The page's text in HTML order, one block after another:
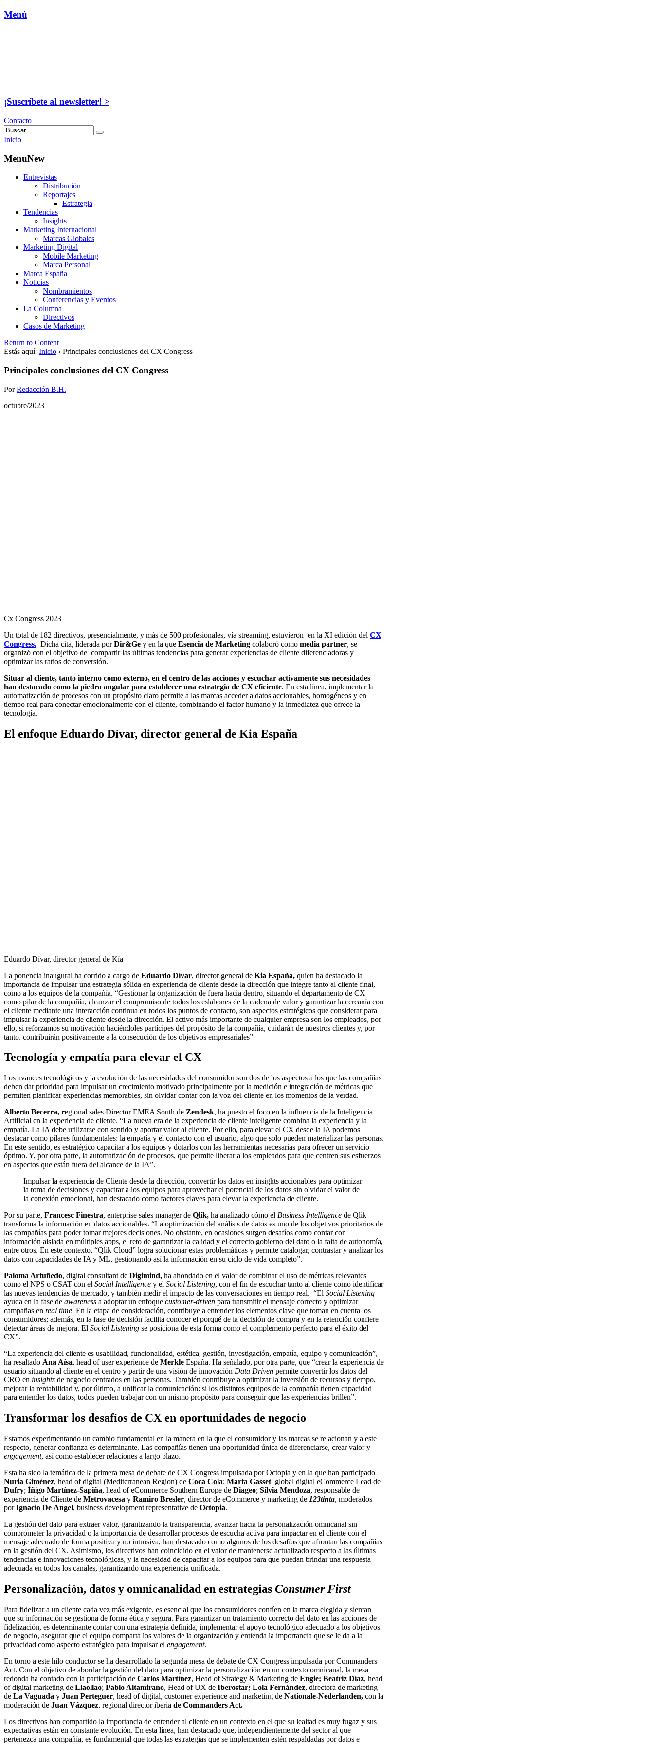
Menú
¡Suscríbete al newsletter! >
Contacto
Inicio
MenuNew
Entrevistas
Distribución
Reportajes
Estrategia
Tendencias
Insights
Marketing Internacional
Marcas Globales
Marketing Digital
Mobile Marketing
Marca Personal
Marca España
Noticias
Nombramientos
Conferencias y Eventos
La Columna
Directivos
Casos de Marketing
Return to Content
Estás aquí: Inicio › Principales conclusiones del CX Congress
Principales conclusiones del CX Congress
PorRedacción B.H.
octubre/2023
Cx Congress 2023
Un total de 182 directivos, presencialmente, y más de 500 profesionales, vía streaming, estuvieron en la XI edición del CX
Congress. Dicha cita, liderada porDir&Ge y en la que Esencia de Marketing colaboró como media partner, se
organizó con el objetivo de compartir las últimas tendencias para generar experiencias de cliente diferenciadoras y
optimizar las ratios de conversión.
Situar al cliente, tanto interno como externo, en el centro de las acciones y escuchar activamente sus necesidades
han destacado como la piedra angular para establecer una estrategia de CX eficiente. En esta línea, implementar la
automatización de procesos con un propósito claro permite a las marcas acceder a datos accionables, homogéneos y en
tiempo real para conectar emocionalmente con el cliente, combinando el factor humano y la inmediatez que ofrece la
tecnología.
El enfoque Eduardo Dívar, director general de Kia España
Eduardo Dívar, director general de Kía
La ponencia inaugural ha corrido a cargo de Eduardo Dívar, director general de Kia España, quien ha destacado la
importancia de impulsar una estrategia sólida en experiencia de cliente desde la dirección que integre tanto al cliente final,
como a los equipos de la compañía. “Gestionar la organización de fuera hacia dentro, situando el departamento de CX
como pilar de la compañía, alcanzar el compromiso de todos los eslabones de la cadena de valor y garantizar la cercanía con
el cliente mediante una interacción continua en todos los puntos de contacto, son aspectos estratégicos que considerar para
impulsar la experiencia de cliente desde la dirección. El activo más importante de cualquier empresa son los empleados, por
ello, si reforzamos su motivación haciéndoles partícipes del propósito de la compañía, cuidarán de nuestros clientes y, por
tanto, contribuirán positivamente a la consecución de los objetivos empresariales”.
Tecnología y empatía para elevar el CX
Los avances tecnológicos y la evolución de las necesidades del consumidor son dos de los aspectos a los que las compañías
deben dar prioridad para impulsar un crecimiento motivado principalmente por la medición e integración de métricas que
permiten planificar experiencias memorables, sin olvidar contar con la voz del cliente en los momentos de la verdad.
Alberto Becerra, regional sales Director EMEA South de Zendesk, ha puesto el foco en la influencia de la Inteligencia
Artificial en la experiencia de cliente. “La nueva era de la experiencia de cliente inteligente combina la experiencia y la
empatía. La IA debe utilizarse con sentido y aportar valor al cliente. Por ello, para elevar el CX desde la IA podemos
destacar como pilares fundamentales: la empatía y el contacto con el usuario, algo que solo pueden materializar las personas.
En este sentido, es estratégico capacitar a los equipos y dotarlos con las herramientas necesarias para ofrecer un servicio
óptimo. Y, por otra parte, la automatización de procesos, que permite liberar a los empleados para que centren sus esfuerzos
en aspectos que están fuera del alcance de la IA”.
Impulsar la experiencia de Cliente desde la dirección, convertir los datos en insights accionables para optimizar
la toma de decisiones y capacitar a los equipos para aprovechar el potencial de los datos sin olvidar el valor de
la conexión emocional, han destacado como factores claves para elevar la experiencia de cliente.
Por su parte, Francesc Finestra, enterprise sales manager de Qlik, ha analizado cómo el Business Intelligence de Qlik
transforma la información en datos accionables. “La optimización del análisis de datos es uno de los objetivos prioritarios de
las compañías para poder tomar mejores decisiones. No obstante, en ocasiones surgen desafíos como contar con
información aislada en múltiples apps, el reto de garantizar la calidad y el correcto gobierno del dato o la falta de autonomía,
entre otros. En este contexto, “Qlik Cloud” logra solucionar estas problemáticas y permite catalogar, contrastar y analizar los
datos con capacidades de IA y ML, gestionando así la información en su ciclo de vida completo”.
Paloma Artuñedo, digital consultant de Digimind, ha ahondado en el valor de combinar el uso de métricas relevantes
como el NPS o CSAT con el Social Intelligence y el Social Listening, con el fin de escuchar tanto al cliente como identificar
las nuevas tendencias de mercado, y también medir el impacto de las conversaciones en tiempo real. “El Social Listening
ayuda en la fase de awareness a adoptar un enfoque customer-driven para transmitir el mensaje correcto y optimizar
campañas en real time. En la etapa de consideración, contribuye a entender los elementos clave que toman en cuenta los
consumidores; además, en la fase de decisión facilita conocer el porqué de la decisión de compra y en la retención confiere
detectar áreas de mejora. El Social Listening se posiciona de esta forma como el complemento perfecto para el éxito del
CX”.
“La experiencia del cliente es usabilidad, funcionalidad, estética, gestión, investigación, empatía, equipo y comunicación”,
ha resaltado Ana Aísa, head of user experience de Merkle España. Ha señalado, por otra parte, que “crear la experiencia de
usuario situando al cliente en el centro y partir de una visión de innovación Data Driven permite convertir los datos del
CRO en insights de negocio centrados en las personas. También contribuye a optimizar la inversión de recursos y tiempo,
mejorar la rentabilidad y, por último, a unificar la comunicación: si los distintos equipos de la compañía tienen capacidad
para entender los datos, todos pueden trabajar con un mismo propósito para conseguir que las experiencias brillen”.
Transformar los desafíos de CX en oportunidades de negocio
Estamos experimentando un cambio fundamental en la manera en la que el consumidor y las marcas se relacionan y a este
respecto, generar confianza es determinante. Las compañías tienen una oportunidad única de diferenciarse, crear valor y
engagement, así como establecer relaciones a largo plazo.
Esta ha sido la temática de la primera mesa de debate de CX Congress impulsada por Octopia y en la que han participado
Nuria Giménez, head of digital (Mediterranean Region) de Coca Cola; Marta Gasset, global digital eCommerce Lead de
Dufry; Íñigo Martínez-Sapiña, head of eCommerce Southern Europe de Diageo; Silvia Mendoza, responsable de
experiencia de Cliente de Metrovacesa y Ramiro Bresler, director de eCommerce y marketing de 123tinta, moderados
porIgnacio De Ángel, business development representative de Octopia.
La gestión del dato para extraer valor, garantizando la transparencia, avanzar hacia la personalización omnicanal sin
comprometer la privacidad o la importancia de desarrollar procesos de escucha activa para impactar en el cliente con el
mensaje adecuado de forma positiva y no intrusiva, han destacado como algunos de los desafíos que afrontan las compañías
en la gestión del CX. Asimismo, los directivos han coincidido en el valor de mantenerse actualizado respecto a las últimas
tendencias e innovaciones tecnológicas, y la necesidad de capacitar a los equipos para que puedan brindar una respuesta
adecuada en todos los canales, garantizando una experiencia unificada.
Personalización, datos y omnicanalidad en estrategias Consumer First
Para fidelizar a un cliente cada vez más exigente, es esencial que los consumidores confíen en la marca elegida y sientan
que su información se gestiona de forma ética y segura. Para garantizar un tratamiento correcto del dato en las acciones de
fidelización, es determinante contar con una estrategia definida, implementar el apoyo tecnológico adecuado a los objetivos
de negocio, asegurar que el equipo comparta los valores de la organización y entienda la importancia que se le da a la
privacidad como aspecto estratégico para impulsar el engagement.
En torno a este hilo conductor se ha desarrollado la segunda mesa de debate de CX Congress impulsada por Commanders
Act. Con el objetivo de abordar la gestión del dato para optimizar la personalización en un contexto omnicanal, la mesa
redonda ha contado con la participación de Carlos Martínez, Head of Strategy & Marketing de Engie; Beatriz Díaz, head
of digital marketing de Llaollao; Pablo Altamirano, Head of UX de Iberostar; Lola Fernández, directora de marketing
de La Vaguada y Juan Perteguer, head of digital, customer experience and marketing de Nationale-Nederlanden, con la
moderación de Juan Vázquez, regional director iberia de Commanders Act.
Los directivos han compartido la importancia de entender al cliente en un contexto en el que su lealtad es muy fugaz y sus
expectativas están en constante evolución. En esta línea, han destacado que, independientemente del sector al que
pertenezca una compañía, es fundamental que todas las estrategias que se implementen estén respaldadas por datos e